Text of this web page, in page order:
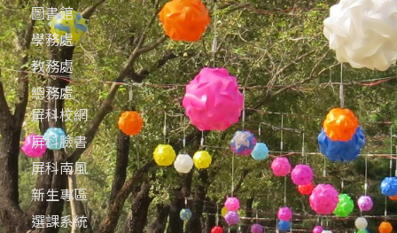
圖書館
學務處
教務處
總務處
屏科校網
屏科臉書
屏科南風
新生專區
選課系統